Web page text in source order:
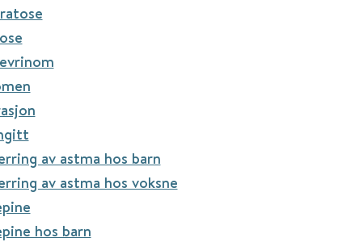
av astma hos barn
av astma hos voksne
hos barn